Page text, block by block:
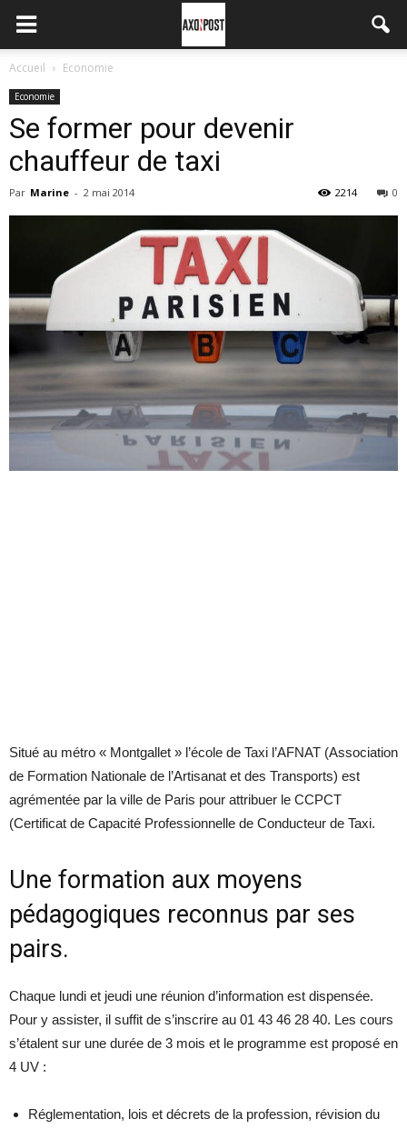
Accueil Economie
Economie
Se former pour devenir
chauffeur de taxi
Par Marine - 2 mai 2014 0
2214
Situé au métro « Montgallet » l’école de Taxi l’AFNAT (Association
de Formation Nationale de l’Artisanat et des Transports) est
agrémentée par la ville de Paris pour attribuer le CCPCT
(Certificat de Capacité Professionnelle de Conducteur de Taxi.
Une formation aux moyens
pédagogiques reconnus par ses
pairs.
Chaque lundi et jeudi une réunion d’information est dispensée.
Pour y assister, il suffit de s’inscrire au 01 43 46 28 40. Les cours
s’étalent sur une durée de 3 mois et le programme est proposé en
4 UV :
Réglementation, lois et décrets de la profession, révision du